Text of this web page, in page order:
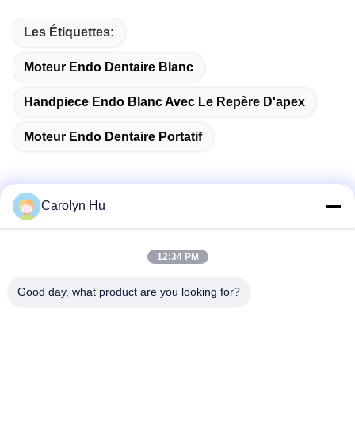
Les Étiquettes:
Moteur Endo Dentaire Blanc
Handpiece Endo Blanc Avec Le Repère D'apex
Moteur Endo Dentaire Portatif
No. 2204, bâtiment A, avenue AUX. de la place No.666
Carolyn Hu
12:34 PM
Good day, what product are you looking for?